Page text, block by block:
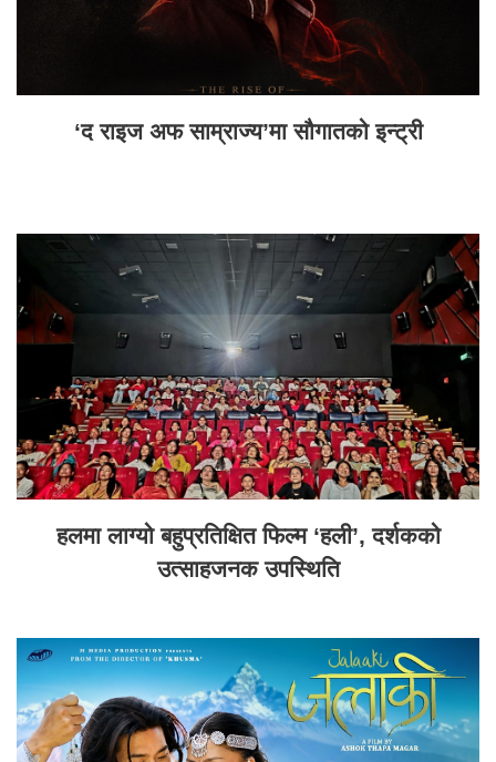
‘द राइज अफ साम्राज्य’मा सौगातको इन्ट्री
हलमा लाग्यो बहुप्रतिक्षित फिल्म ‘हली’, दर्शकको
उत्साहजनक उपस्थिति